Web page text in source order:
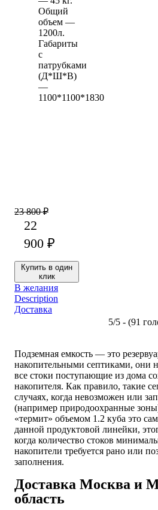
Общий
объем —
1200л.
Габариты
с
патрубками
(Д*Ш*В)
—
1100*1100*1830
23 800₽
22
900 ₽
Купить в один
клик
В желания
Description
Доставка
5/5 - (91
Подземная емкость — это
накопительными септиками, они
все стоки поступающие из дома
накопителя. Как правило, такие
случаях, когда невозможен или
(например природоохранные
«термит» объемом 1.2 куба это
данной продуктовой линейки,
когда количество стоков
накопители требуется рано или
заполнения.
Доставка Москва и
область